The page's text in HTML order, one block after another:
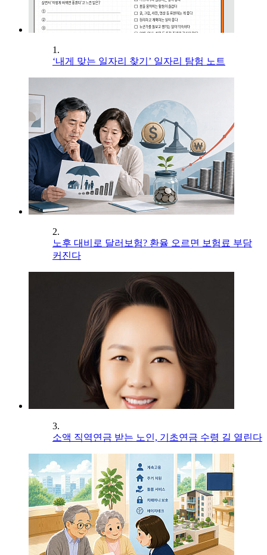
1.
‘내게 맞는 일자리 찾기’ 일자리 탐험 노트
2.
노후 대비로 달러보험? 환율 오르면 보험료 부담
커진다
3.
소액 직역연금 받는 노인, 기초연금 수령 길 열린다